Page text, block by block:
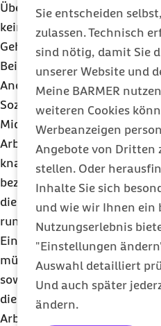
Sie entscheiden
zulassen. Technisch
sind nötig, damit Sie
unserer Website und
Meine BARMER
weiteren Cookies
Werbeanzeigen
Angebote von Dritten
stellen. Oder
Inhalte Sie sich
und wie wir Ihnen ein
Nutzungserlebnis
"Einstellungen
Auswahl detailliert
Und auch später
ändern.
Übergangsbereich bei der
keine Beitragsminderung.
Gehalt über der Minijob-
Beitrag von 9,3 Prozent.
Anders sieht es bei den
Sozialversicherungsabgaben
Midijob geringe finanzielle
Arbeitgeber für einen Minijob
knapp 28 Prozent an
bezahlen, belaufen sich die
die Sozialversicherung bei
rund 20 Prozent.
Einen Mehraufwand gibt es
müssen gegenüber den
sowohl das tatsächliche
die reduzierte
Arbeitnehmer, teilweise